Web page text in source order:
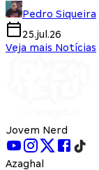
Pedro Siqueira
25.jul.26
Veja mais Notícias
Jovem Nerd
Azaghal